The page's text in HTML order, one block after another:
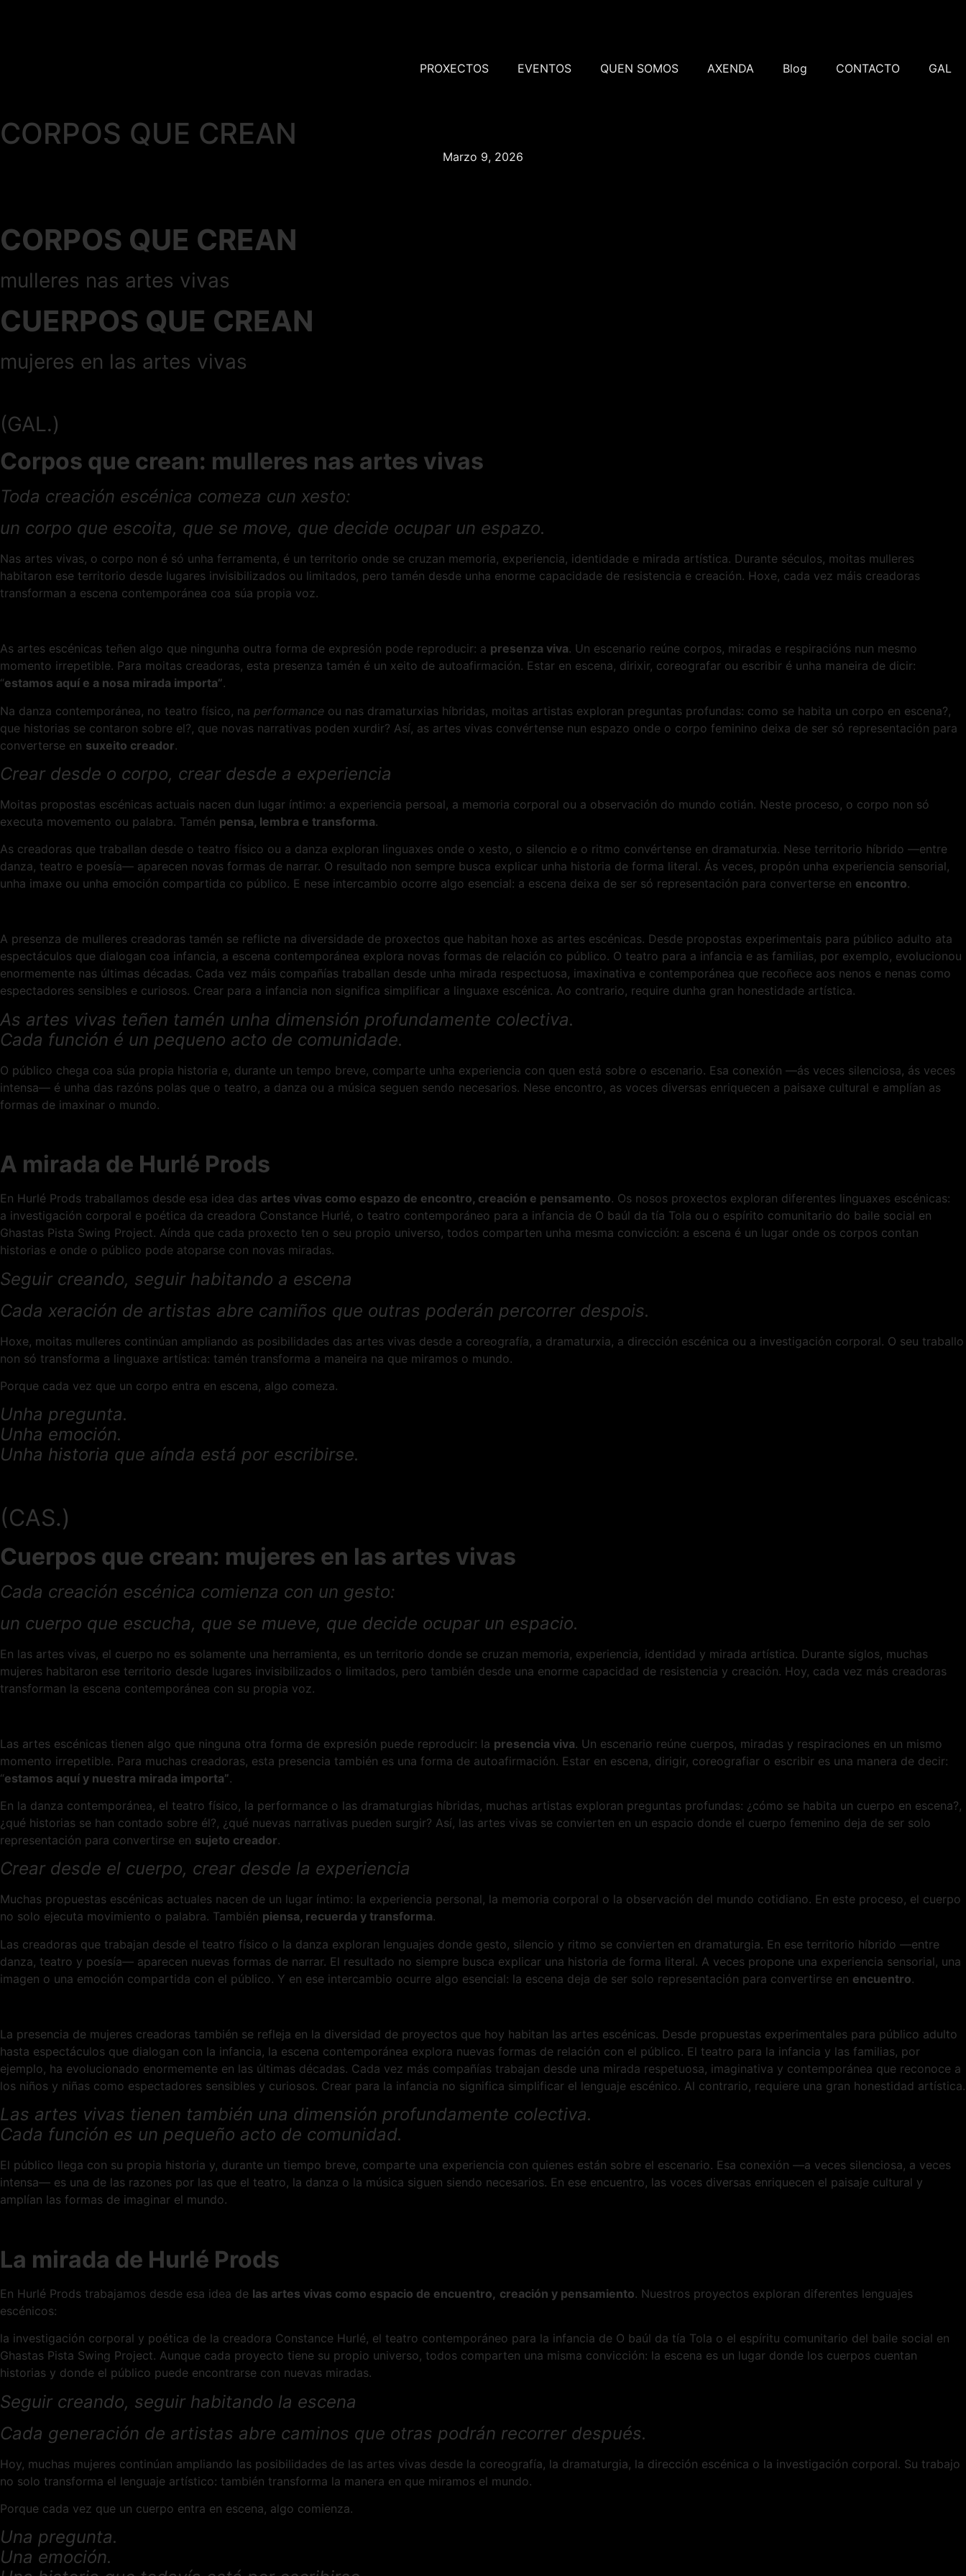
PROXECTOS EVENTOS QUEN SOMOS AXENDA Blog CONTACTO GAL
CORPOS QUE CREAN
Marzo 9, 2026
CORPOS QUE CREAN
mulleres nas artes vivas
CUERPOS QUE CREAN
mujeres en las artes vivas
(GAL.)
Corpos que crean: mulleres nas artes vivas
Toda creación escénica comeza cun xesto:
un corpo que escoita, que se move, que decide ocupar un espazo.
Nas artes vivas, o corpo non é só unha ferramenta, é un territorio onde se cruzan memoria, experiencia, identidade e mirada artística. Durante séculos, moitas mulleres
habitaron ese territorio desde lugares invisibilizados ou limitados, pero tamén desde unha enorme capacidade de resistencia e creación. Hoxe, cada vez máis creadoras
transforman a escena contemporánea coa súa propia voz.
As artes escénicas teñen algo que ningunha outra forma de expresión pode reproducir: a presenza viva. Un escenario reúne corpos, miradas e respiracións nun mesmo
momento irrepetible. Para moitas creadoras, esta presenza tamén é un xeito de autoafirmación. Estar en escena, dirixir, coreografar ou escribir é unha maneira de dicir:
“estamos aquí e a nosa mirada importa”.
Na danza contemporánea, no teatro físico, na performance ou nas dramaturxias híbridas, moitas artistas exploran preguntas profundas: como se habita un corpo en escena?,
que historias se contaron sobre el?, que novas narrativas poden xurdir? Así, as artes vivas convértense nun espazo onde o corpo feminino deixa de ser só representación para
converterse en suxeito creador.
Crear desde o corpo, crear desde a experiencia
Moitas propostas escénicas actuais nacen dun lugar íntimo: a experiencia persoal, a memoria corporal ou a observación do mundo cotián. Neste proceso, o corpo non só
executa movemento ou palabra. Tamén pensa, lembra e transforma.
As creadoras que traballan desde o teatro físico ou a danza exploran linguaxes onde o xesto, o silencio e o ritmo convértense en dramaturxia. Nese territorio híbrido —entre
danza, teatro e poesía— aparecen novas formas de narrar. O resultado non sempre busca explicar unha historia de forma literal. Ás veces, propón unha experiencia sensorial,
unha imaxe ou unha emoción compartida co público. E nese intercambio ocorre algo esencial: a escena deixa de ser só representación para converterse en encontro.
A presenza de mulleres creadoras tamén se reflicte na diversidade de proxectos que habitan hoxe as artes escénicas. Desde propostas experimentais para público adulto ata
espectáculos que dialogan coa infancia, a escena contemporánea explora novas formas de relación co público. O teatro para a infancia e as familias, por exemplo, evolucionou
enormemente nas últimas décadas. Cada vez máis compañías traballan desde unha mirada respectuosa, imaxinativa e contemporánea que recoñece aos nenos e nenas como
espectadores sensibles e curiosos. Crear para a infancia non significa simplificar a linguaxe escénica. Ao contrario, require dunha gran honestidade artística.
As artes vivas teñen tamén unha dimensión profundamente colectiva.
Cada función é un pequeno acto de comunidade.
O público chega coa súa propia historia e, durante un tempo breve, comparte unha experiencia con quen está sobre o escenario. Esa conexión —ás veces silenciosa, ás veces
intensa— é unha das razóns polas que o teatro, a danza ou a música seguen sendo necesarios. Nese encontro, as voces diversas enriquecen a paisaxe cultural e amplían as
formas de imaxinar o mundo.
A mirada de Hurlé Prods
En Hurlé Prods traballamos desde esa idea das artes vivas como espazo de encontro, creación e pensamento. Os nosos proxectos exploran diferentes linguaxes escénicas:
a investigación corporal e poética da creadora Constance Hurlé, o teatro contemporáneo para a infancia de O baúl da tía Tola ou o espírito comunitario do baile social en
Ghastas Pista Swing Project. Aínda que cada proxecto ten o seu propio universo, todos comparten unha mesma convicción: a escena é un lugar onde os corpos contan
historias e onde o público pode atoparse con novas miradas.
Seguir creando, seguir habitando a escena
Cada xeración de artistas abre camiños que outras poderán percorrer despois.
Hoxe, moitas mulleres continúan ampliando as posibilidades das artes vivas desde a coreografía, a dramaturxia, a dirección escénica ou a investigación corporal. O seu traballo
non só transforma a linguaxe artística: tamén transforma a maneira na que miramos o mundo.
Porque cada vez que un corpo entra en escena, algo comeza.
Unha pregunta.
Unha emoción.
Unha historia que aínda está por escribirse.
(CAS.)
Cuerpos que crean: mujeres en las artes vivas
Cada creación escénica comienza con un gesto:
un cuerpo que escucha, que se mueve, que decide ocupar un espacio.
En las artes vivas, el cuerpo no es solamente una herramienta, es un territorio donde se cruzan memoria, experiencia, identidad y mirada artística. Durante siglos, muchas
mujeres habitaron ese territorio desde lugares invisibilizados o limitados, pero también desde una enorme capacidad de resistencia y creación. Hoy, cada vez más creadoras
transforman la escena contemporánea con su propia voz.
Las artes escénicas tienen algo que ninguna otra forma de expresión puede reproducir: la presencia viva. Un escenario reúne cuerpos, miradas y respiraciones en un mismo
momento irrepetible. Para muchas creadoras, esta presencia también es una forma de autoafirmación. Estar en escena, dirigir, coreografiar o escribir es una manera de decir:
“estamos aquí y nuestra mirada importa”.
En la danza contemporánea, el teatro físico, la performance o las dramaturgias híbridas, muchas artistas exploran preguntas profundas: ¿cómo se habita un cuerpo en escena?,
¿qué historias se han contado sobre él?, ¿qué nuevas narrativas pueden surgir? Así, las artes vivas se convierten en un espacio donde el cuerpo femenino deja de ser solo
representación para convertirse en sujeto creador.
Crear desde el cuerpo, crear desde la experiencia
Muchas propuestas escénicas actuales nacen de un lugar íntimo: la experiencia personal, la memoria corporal o la observación del mundo cotidiano. En este proceso, el cuerpo
no solo ejecuta movimiento o palabra. También piensa, recuerda y transforma.
Las creadoras que trabajan desde el teatro físico o la danza exploran lenguajes donde gesto, silencio y ritmo se convierten en dramaturgia. En ese territorio híbrido —entre
danza, teatro y poesía— aparecen nuevas formas de narrar. El resultado no siempre busca explicar una historia de forma literal. A veces propone una experiencia sensorial, una
imagen o una emoción compartida con el público. Y en ese intercambio ocurre algo esencial: la escena deja de ser solo representación para convertirse en encuentro.
La presencia de mujeres creadoras también se refleja en la diversidad de proyectos que hoy habitan las artes escénicas. Desde propuestas experimentales para público adulto
hasta espectáculos que dialogan con la infancia, la escena contemporánea explora nuevas formas de relación con el público. El teatro para la infancia y las familias, por
ejemplo, ha evolucionado enormemente en las últimas décadas. Cada vez más compañías trabajan desde una mirada respetuosa, imaginativa y contemporánea que reconoce a
los niños y niñas como espectadores sensibles y curiosos. Crear para la infancia no significa simplificar el lenguaje escénico. Al contrario, requiere una gran honestidad artística.
Las artes vivas tienen también una dimensión profundamente colectiva.
Cada función es un pequeño acto de comunidad.
El público llega con su propia historia y, durante un tiempo breve, comparte una experiencia con quienes están sobre el escenario. Esa conexión —a veces silenciosa, a veces
intensa— es una de las razones por las que el teatro, la danza o la música siguen siendo necesarios. En ese encuentro, las voces diversas enriquecen el paisaje cultural y
amplían las formas de imaginar el mundo.
La mirada de Hurlé Prods
En Hurlé Prods trabajamos desde esa idea de las artes vivas como espacio de encuentro, creación y pensamiento. Nuestros proyectos exploran diferentes lenguajes
escénicos:
la investigación corporal y poética de la creadora Constance Hurlé, el teatro contemporáneo para la infancia de O baúl da tía Tola o el espíritu comunitario del baile social en
Ghastas Pista Swing Project. Aunque cada proyecto tiene su propio universo, todos comparten una misma convicción: la escena es un lugar donde los cuerpos cuentan
historias y donde el público puede encontrarse con nuevas miradas.
Seguir creando, seguir habitando la escena
Cada generación de artistas abre caminos que otras podrán recorrer después.
Hoy, muchas mujeres continúan ampliando las posibilidades de las artes vivas desde la coreografía, la dramaturgia, la dirección escénica o la investigación corporal. Su trabajo
no solo transforma el lenguaje artístico: también transforma la manera en que miramos el mundo.
Porque cada vez que un cuerpo entra en escena, algo comienza.
Una pregunta.
Una emoción.